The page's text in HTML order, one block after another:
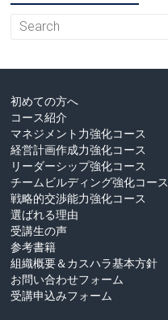
初めての方へ
コース紹介
マネジメント力強化コース
経営計画作成力強化コース
リーダーシップ強化コース
チームビルディング強化コース
戦略的交渉能力強化コース
選ばれる理由
受講生の声
参考書籍
組織概要＆カスハラ基本方針
お問い合わせフォーム
受講申込みフォーム